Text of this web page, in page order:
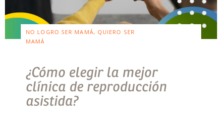
NO LOGRO SER MAMÁ, QUIERO SER
MAMÁ
¿Cómo elegir la mejor
clínica de reproducción
asistida?